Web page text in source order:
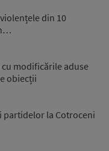
din 10
cu modificările aduse
obiecții
partidelor la Cotroceni